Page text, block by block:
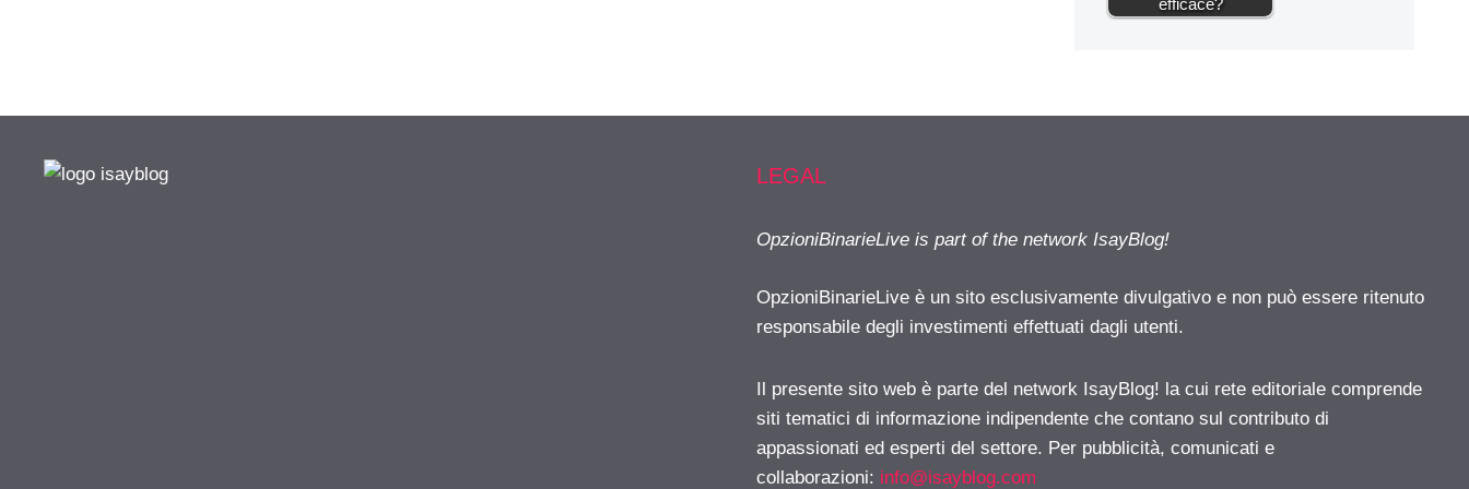
efficace?
LEGAL
OpzioniBinarieLive is part of the network IsayBlog!
OpzioniBinarieLive è un sito esclusivamente divulgativo e non può essere ritenuto
responsabile degli investimenti effettuati dagli utenti.
Il presente sito web è parte del network IsayBlog! la cui rete editoriale comprende
siti tematici di informazione indipendente che contano sul contributo di
appassionati ed esperti del settore. Per pubblicità, comunicati e
collaborazioni: info@isayblog.com